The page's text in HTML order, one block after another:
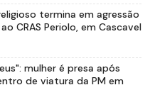
termina em agressão
CRAS Periolo, em Cascavel
mulher é presa após
de viatura da PM em